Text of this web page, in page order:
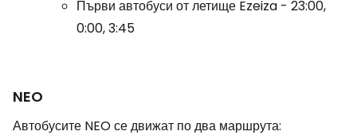
Първи автобуси от летище Ezeiza - 23:00,
0:00, 3:45
NEO
Автобусите NEO се движат по два маршрута: